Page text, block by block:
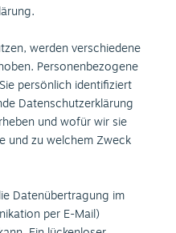
werden verschiedene
Personenbezogene
persönlich identifiziert
Datenschutzerklärung
und wofür wir sie
und zu welchem Zweck
Datenübertragung im
per E-Mail)